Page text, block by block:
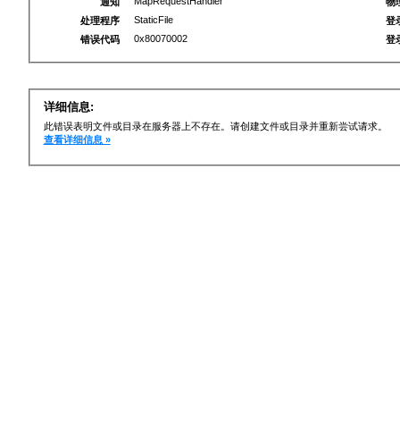
处理程序
StaticFile
错误代码
0x80070002
登
登
详细信息:
此错误表明文件或目录在服务器上不存在。请创建文件或目录并重新尝试请求。
查看详细信息 »